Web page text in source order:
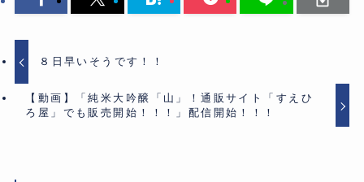
８日早いそうです！！
【動画】「純米大吟醸「山」！通販サイト「すえひ
ろ屋」でも販売開始！！！」配信開始！！！